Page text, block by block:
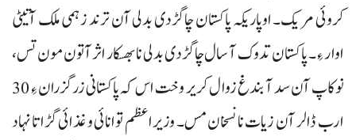
کروئی مریک۔ اوپاریکہ پاکستان چاگڑدی بدلی آن ترند زہمی ملک آتیٹی
اوار ءِ۔ پاکستان تدوک آ سال چاگڑدی بدلی نا بھسکار اثرآتون مون تس،
نوکاپ آن سد آ بندغ زوال کریر وخت اس کہ پاکستانی زرگزران ءِ 30
ارب ڈالر آن زیات نا نسخان مس۔ وزیراعظم توانائی و غذائی گڑاتا نہاد